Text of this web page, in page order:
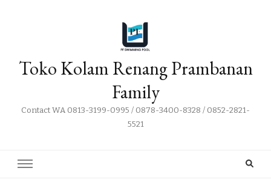
Toko Kolam Renang Prambanan
Family
Contact WA 0813-3199-0995 / 0878-3400-8328 / 0852-2821-
5521